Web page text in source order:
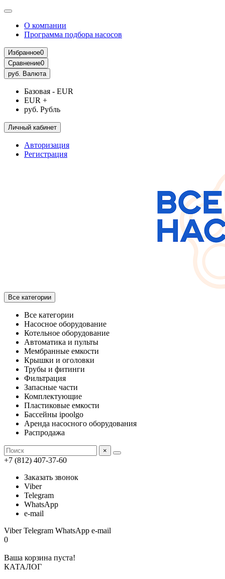
О компании
Программа подбора насосов
Избранное0
Сравнение0
руб. Валюта
Базовая - EUR
EUR +
руб. Рубль
Личный кабинет
Авторизация
Регистрация
Все категории
Все категории
Насосное оборудование
Котельное оборудование
Автоматика и пульты
Мембранные емкости
Крышки и оголовки
Трубы и фитинги
Фильтрация
Запасные части
Комплектующие
Пластиковые емкости
Бассейны ipoolgo
Аренда насосного оборудования
Распродажа
×
+7 (812) 407-37-60
Заказать звонок
Viber
Telegram
WhatsApp
e-mail
ViberTelegram WhatsApp e-mail
0
Ваша корзина пуста!
КАТАЛОГ